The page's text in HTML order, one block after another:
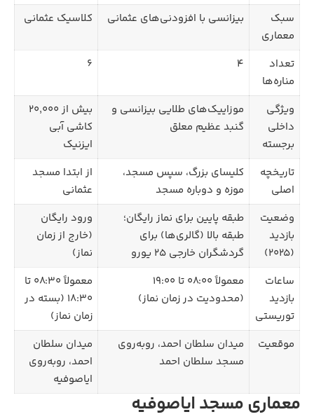
سبک
معماری
بیزانسی با افزودنی‌های عثمانی کلاسیک عثمانی
تعداد
مناره‌ها
۴ ۶
ویژگی
داخلی
برجسته
موزاییک‌های طلایی بیزانسی و
گنبد عظیم معلق
بیش از ۲۰,۰۰۰
کاشی آبی
ایزنیک
تاریخچه
اصلی
کلیسای بزرگ، سپس مسجد،
موزه و دوباره مسجد
از ابتدا مسجد
عثمانی
وضعیت
بازدید
(۲۰۲۵)
طبقه پایین برای نماز رایگان؛
طبقه بالا (گالری‌ها) برای
گردشگران خارجی ۲۵ یورو
ورود رایگان
(خارج از زمان
نماز)
ساعات
بازدید
توریستی
معمولاً ۰۸:۰۰ تا ۱۹:۰۰
(محدودیت در زمان نماز)
معمولاً ۰۸:۳۰ تا
۱۸:۳۰ (بسته در
زمان نماز)
موقعیت
میدان سلطان احمد، روبه‌روی
مسجد سلطان احمد
میدان سلطان
احمد، روبه‌روی
ایاصوفیه
معماری مسجد ایاصوفیه